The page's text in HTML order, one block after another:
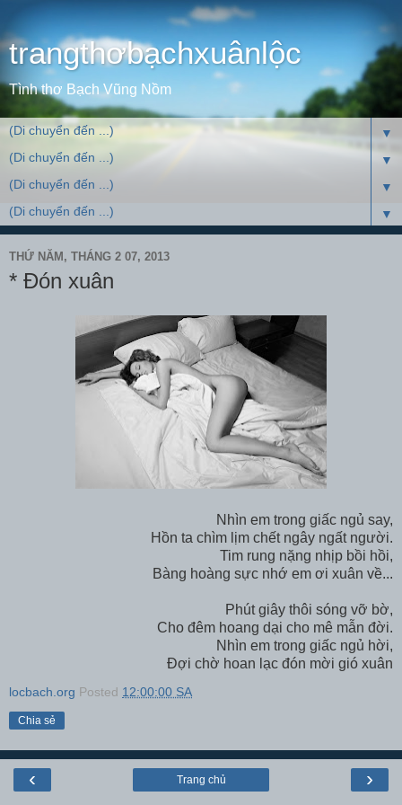
trangthơbạchxuânlộc
Tình thơ Bạch Vũng Nồm
▼
▼
▼
▼
THỨ NĂM, THÁNG 2 07, 2013
* Đón xuân
Nhìn em trong giấc ngủ say,
Hồn ta chìm lịm chết ngây ngất người.
Tim rung nặng nhịp bồi hồi,
Bàng hoàng sực nhớ em ơi xuân về...
Phút giây thôi sóng vỡ bờ,
Cho đêm hoang dại cho mê mẫn đời.
Nhìn em trong giấc ngủ hời,
Đợi chờ hoan lạc đón mời gió xuân
locbach.org Posted 12:00:00 SA
Chia sẻ
‹ ›
Trang chủ